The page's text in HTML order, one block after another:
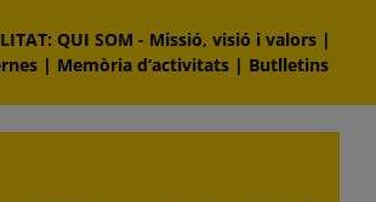
QUI SOM - Missió, visió i valors |
| Memòria d‘activitats| Butlletins